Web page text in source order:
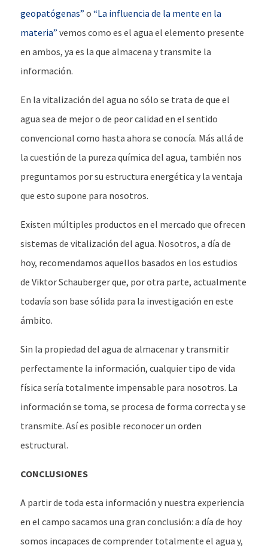
geopatógenas” o“La influencia de la mente en la
materia”vemos como es el agua el elemento presente
en ambos, ya es la que almacena y transmite la
información.
En la vitalización del agua no sólo se trata de que el
agua sea de mejor o de peor calidad en el sentido
convencional como hasta ahora se conocía. Más allá de
la cuestión de la pureza química del agua, también nos
preguntamos por su estructura energética y la ventaja
que esto supone para nosotros.
Existen múltiples productos en el mercado que ofrecen
sistemas de vitalización del agua. Nosotros, a día de
hoy, recomendamos aquellos basados en los estudios
de Viktor Schauberger que, por otra parte, actualmente
todavía son base sólida para la investigación en este
ámbito.
Sin la propiedad del agua de almacenar y transmitir
perfectamente la información, cualquier tipo de vida
física sería totalmente impensable para nosotros. La
información se toma, se procesa de forma correcta y se
transmite. Así es posible reconocer un orden
estructural.
CONCLUSIONES
A partir de toda esta información y nuestra experiencia
en el campo sacamos una gran conclusión: a día de hoy
somos incapaces de comprender totalmente el agua y,